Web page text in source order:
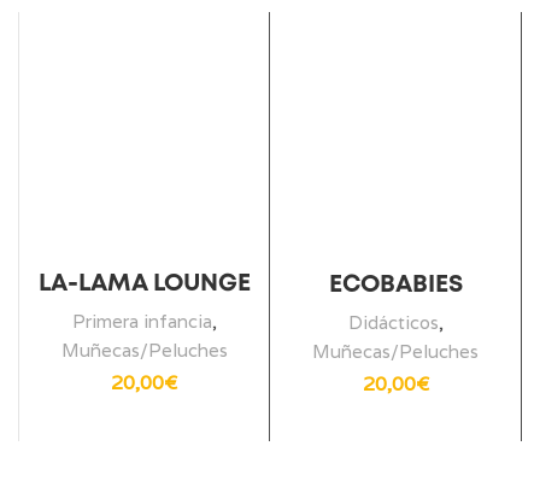
LA-LAMA LOUNGE
Primera infancia,
Muñecas/Peluches
20,00€
ECOBABIES
Didácticos,
Muñecas/Peluches
20,00€